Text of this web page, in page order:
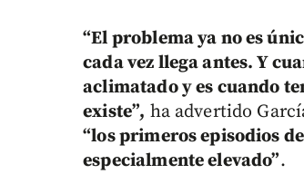
“El problema ya no es
cada vez llega antes. Y
aclimatado y es cuando
existe”, ha advertido
“los primeros episodios
especialmente elevado”.